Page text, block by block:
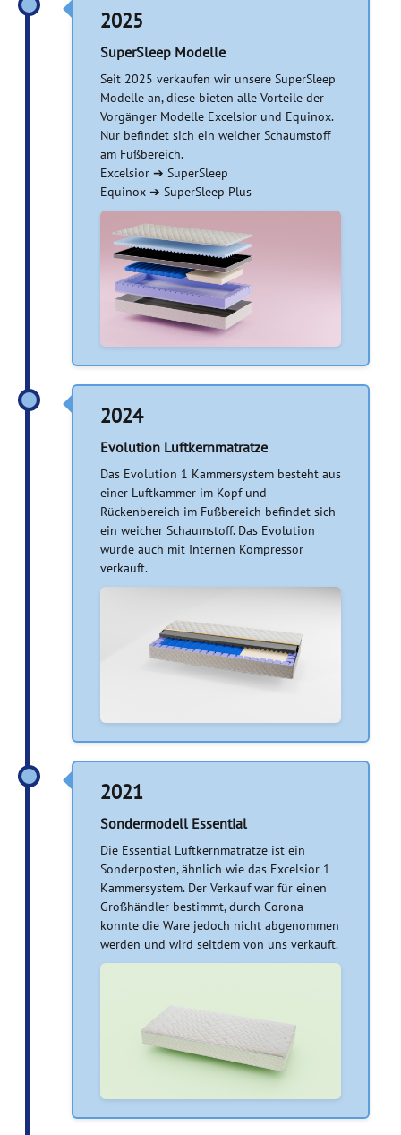
2025
SuperSleep Modelle
Seit 2025 verkaufen wir unsere SuperSleep
Modelle an, diese bieten alle Vorteile der
Vorgänger Modelle Excelsior und Equinox.
Nur befindet sich ein weicher Schaumstoff
am Fußbereich.
Excelsior ➔ SuperSleep
Equinox ➔ SuperSleep Plus
2024
Evolution Luftkernmatratze
Das Evolution 1 Kammersystem besteht aus
einer Luftkammer im Kopf und
Rückenbereich im Fußbereich befindet sich
ein weicher Schaumstoff. Das Evolution
wurde auch mit Internen Kompressor
verkauft.
2021
Sondermodell Essential
Die Essential Luftkernmatratze ist ein
Sonderposten, ähnlich wie das Excelsior 1
Kammersystem. Der Verkauf war für einen
Großhändler bestimmt, durch Corona
konnte die Ware jedoch nicht abgenommen
werden und wird seitdem von uns verkauft.